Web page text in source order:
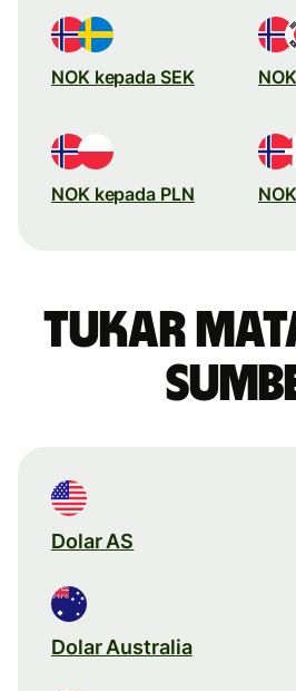
NOK kepada SEK
NOK kepada PLN
Tukar
Dolar AS
Dolar Australia